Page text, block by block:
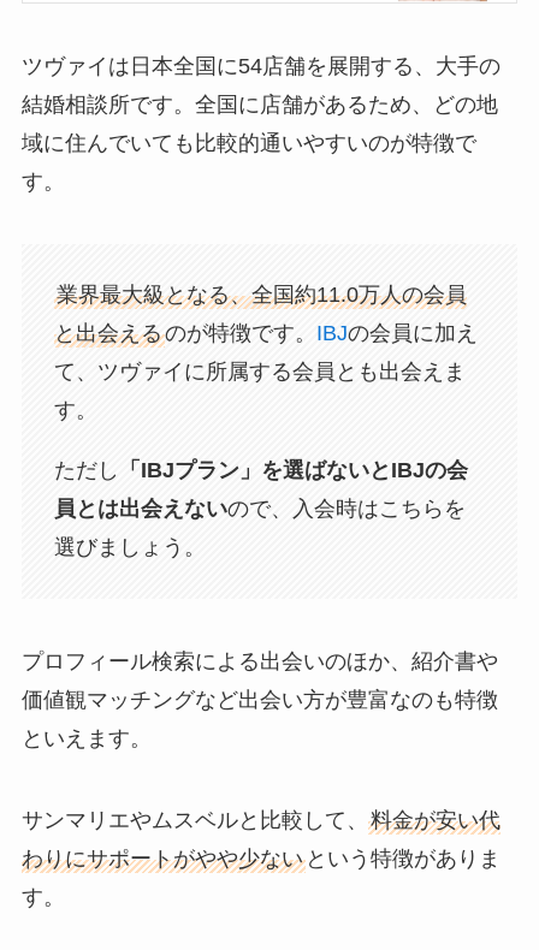
ツヴァイは日本全国に54店舗を展開する、大手の
結婚相談所です。全国に店舗があるため、どの地
域に住んでいても比較的通いやすいのが特徴で
す。
業界最大級となる、全国約11.0万人の会員
と出会えるのが特徴です。 IBJの会員に加え
て、ツヴァイに所属する会員とも出会えま
す。
ただし
「IBJプラン」を選ばないとIBJの会
員とは出会えないので、入会時はこちらを
選びましょう。
プロフィール検索による出会いのほか、紹介書や
価値観マッチングなど出会い方が豊富なのも特徴
といえます。
サンマリエやムスベルと比較して、 料金が安い代
わりにサポートがやや少ないという特徴がありま
す。